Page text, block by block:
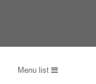
Menu list